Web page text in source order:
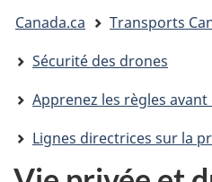
êtes
ici
Canada.ca Transports
Sécurité des drones
Apprenez les règles
Lignes directrices sur la protection de la vie